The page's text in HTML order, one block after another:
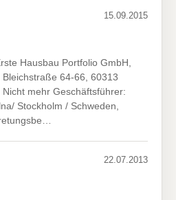
15.09.2015
Hausbau Portfolio GmbH,
64-66, 60313
mehr Geschäftsführer:
Stockholm / Schweden,
22.07.2013